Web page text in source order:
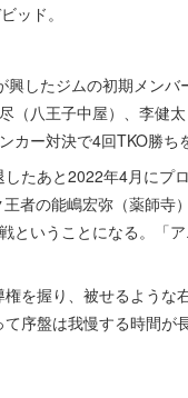
ッド。
したジムの初期メンバ
（八王子中屋）、李健
ー対決で4回TKO勝ち
たあと2022年4月にプ
者の能嶋宏弥（薬師寺
ということになる。「
を握り、被せるような
序盤は我慢する時間が